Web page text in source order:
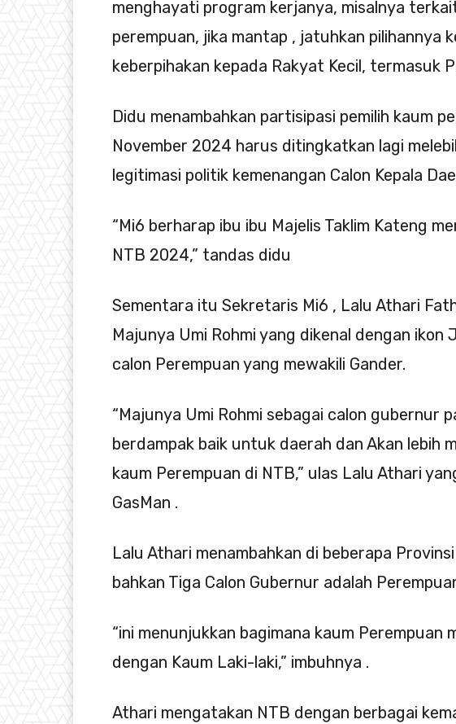
menghayati program kerjanya, misalnya
perempuan, jika mantap , jatuhkan pilihannya
keberpihakan kepada Rakyat Kecil, termasuk
Didu menambahkan partisipasi pemilih kaum
November 2024 harus ditingkatkan lagi
legitimasi politik kemenangan Calon Kepala
“Mi6 berharap ibu ibu Majelis Taklim Kateng
NTB 2024,” tandas didu
Sementara itu Sekretaris Mi6 , Lalu Athari
Majunya Umi Rohmi yang dikenal dengan ikon
calon Perempuan yang mewakili Gander.
“Majunya Umi Rohmi sebagai calon gubernur
berdampak baik untuk daerah dan Akan lebih
kaum Perempuan di NTB,” ulas Lalu Athari
GasMan .
Lalu Athari menambahkan di beberapa
bahkan Tiga Calon Gubernur adalah
“ini menunjukkan bagimana kaum Perempuan
dengan Kaum Laki-laki,” imbuhnya .
Athari mengatakan NTB dengan berbagai